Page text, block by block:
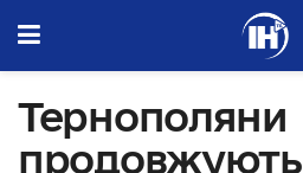
Тернополяни
продовжують